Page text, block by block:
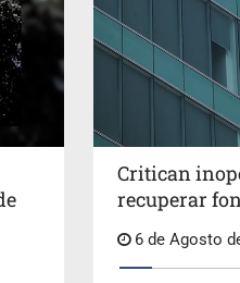
Critican
recuperar
6 de Agosto